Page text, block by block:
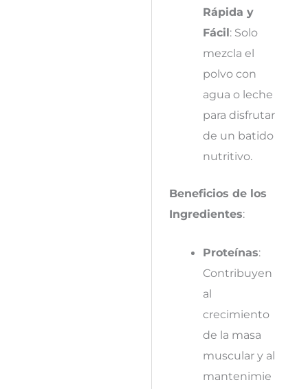
Rápida y
Fácil: Solo
mezcla el
polvo con
agua o leche
para disfrutar
de un batido
nutritivo.
Beneficios de los
Ingredientes:
Proteínas:
Contribuyen
al
crecimiento
de la masa
muscular y al
mantenimie